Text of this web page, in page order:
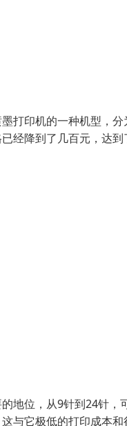
打印机的一种机型，
经降到了几百元，达
地位，从9针到24针
与它极低的打印成本